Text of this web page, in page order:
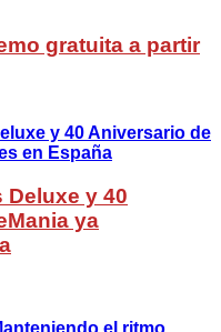
gratuita a partir
Deluxe y 40
ya